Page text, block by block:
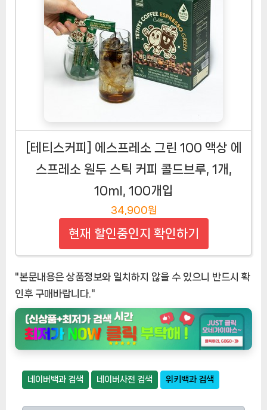
[테티스커피] 에스프레소 그린 100 액상 에
스프레소 원두 스틱 커피 콜드브루, 1개,
10ml, 100개입
34,900원
현재 할인중인지 확인하기
"본문내용은 상품정보와 일치하지 않을 수 있으니 반드시 확
인후 구매바랍니다."
네이버백과 검색 네이버사전 검색 위키백과 검색